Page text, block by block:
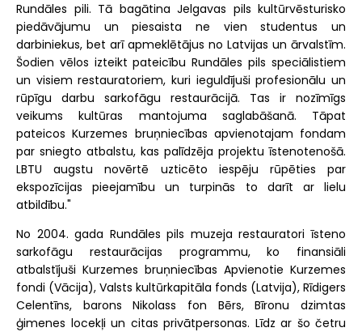
Rundāles pili. Tā bagātina Jelgavas pils kultūrvēsturisko
piedāvājumu un piesaista ne vien studentus un
darbiniekus, bet arī apmeklētājus no Latvijas un ārvalstīm.
Šodien vēlos izteikt pateicību Rundāles pils speciālistiem
un visiem restauratoriem, kuri ieguldījuši profesionālu un
rūpīgu darbu sarkofāgu restaurācijā. Tas ir nozīmīgs
veikums kultūras mantojuma saglabāšanā. Tāpat
pateicos Kurzemes bruņniecības apvienotajam fondam
par sniegto atbalstu, kas palīdzēja projektu īstenotenošā.
LBTU augstu novērtē uzticēto iespēju rūpēties par
ekspozīcijas pieejamību un turpinās to darīt ar lielu
atbildību."
No 2004. gada Rundāles pils muzeja restauratori īsteno
sarkofāgu restaurācijas programmu, ko finansiāli
atbalstījuši Kurzemes bruņniecības Apvienotie Kurzemes
fondi (Vācija), Valsts kultūrkapitāla fonds (Latvija), Rīdigers
Celentīns, barons Nikolass fon Bērs, Bīronu dzimtas
ģimenes locekļi un citas privātpersonas. Līdz ar šo četru